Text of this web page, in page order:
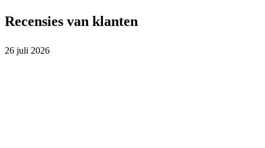
Recensies van klanten
26 juli 2026